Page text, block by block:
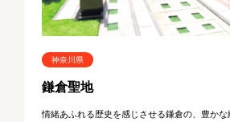
神奈川県
鎌倉聖地
情緒あふれる歴史を感じさせる鎌倉の、豊か